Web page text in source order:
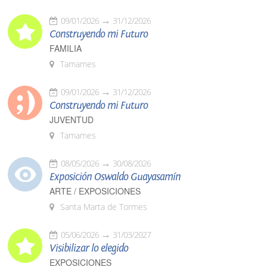
09/01/2026 31/12/2026
Construyendo mi Futuro
FAMILIA
Tamames
09/01/2026 31/12/2026
Construyendo mi Futuro
JUVENTUD
Tamames
08/05/2026 30/08/2026
Exposición Oswaldo Guayasamín
ARTE / EXPOSICIONES
Santa Marta de Tormes
05/06/2026 31/03/2027
Visibilizar lo elegido
EXPOSICIONES